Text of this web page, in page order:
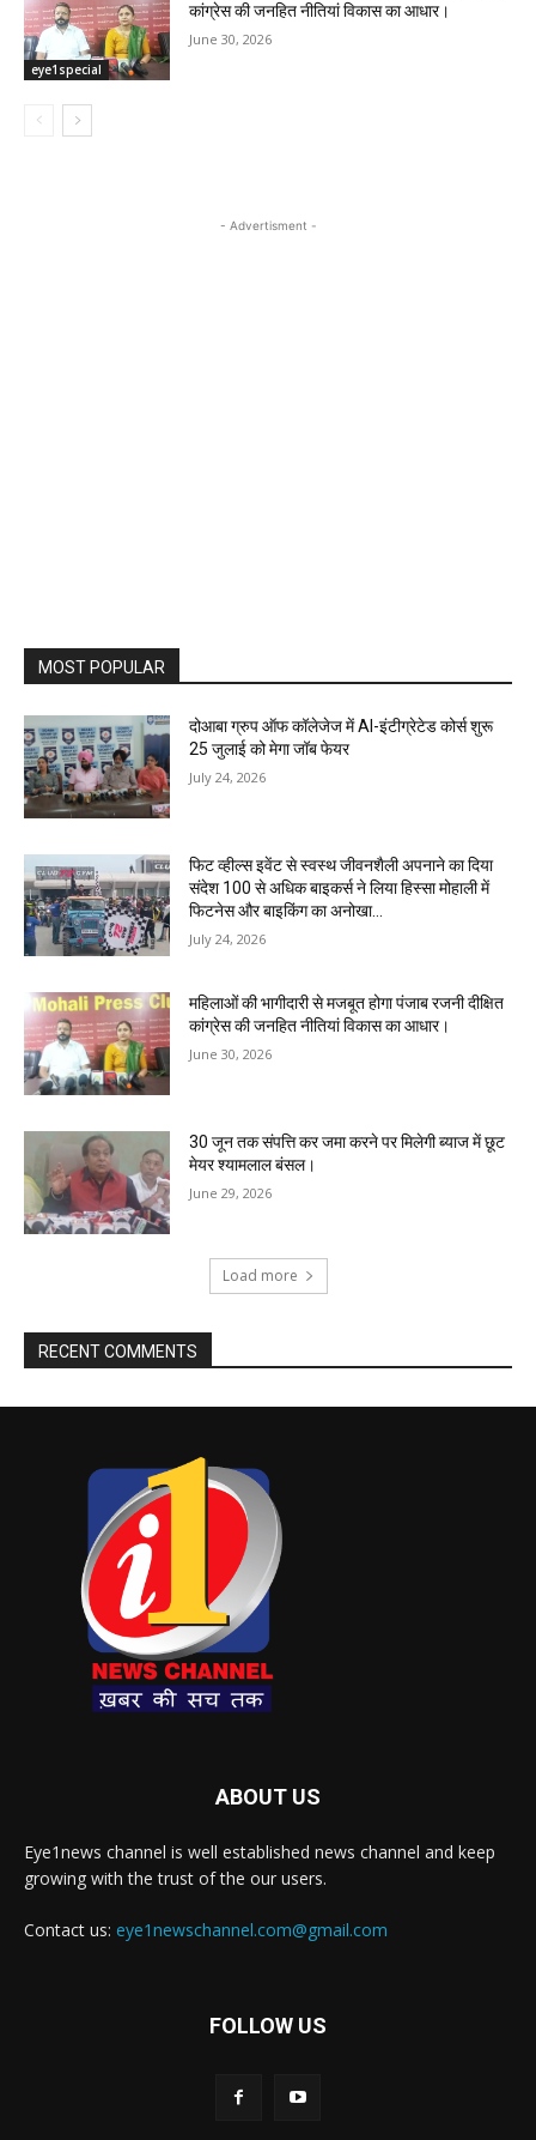
eye1special
कांग्रेस की जनहित नीतियां विकास का आधार।
June 30, 2026
- Advertisment -
MOST POPULAR
दोआबा ग्रुप ऑफ कॉलेजेज में AI-इंटीग्रेटेड कोर्स शुरू
25 जुलाई को मेगा जॉब फेयर
July 24, 2026
फिट व्हील्स इवेंट से स्वस्थ जीवनशैली अपनाने का दिया
संदेश 100 से अधिक बाइकर्स ने लिया हिस्सा मोहाली में
फिटनेस और बाइकिंग का अनोखा...
July 24, 2026
महिलाओं की भागीदारी से मजबूत होगा पंजाब रजनी दीक्षित
कांग्रेस की जनहित नीतियां विकास का आधार।
June 30, 2026
30 जून तक संपत्ति कर जमा करने पर मिलेगी ब्याज में छूट
मेयर श्यामलाल बंसल।
June 29, 2026
Load more
RECENT COMMENTS
ABOUT US
Eye1news channel is well established news channel and keep
growing with the trust of the our users.
Contact us: eye1newschannel.com@gmail.com
FOLLOW US